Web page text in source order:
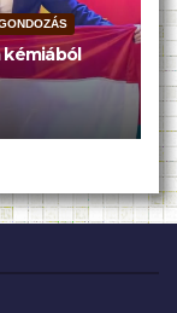
kémiából